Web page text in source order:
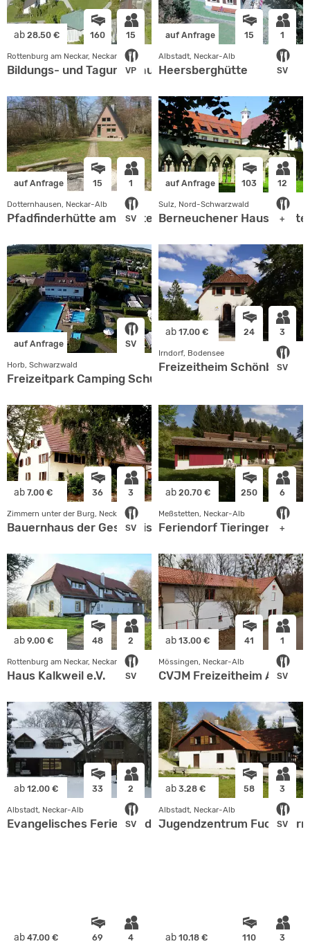
ab 28.50 € 160 15
VP
Rottenburg am Neckar, Neckar-Alb
Bildungs- und Tagungshaus
auf Anfrage 15 1
SV
Albstadt, Neckar-Alb
Heersberghütte
auf Anfrage 15 1
SV
Dotternhausen, Neckar-Alb
Pfadfinderhütte am Plettenberg
auf Anfrage 103 12
+
Sulz, Nord-Schwarzwald
Berneuchener Haus
auf Anfrage SV
Horb, Schwarzwald
Freizeitpark Camping Schuettehof
ab 17.00 € 24 3
SV
Irndorf, Bodensee
Freizeitheim Schönbühl
ab 7.00 € 36 3
SV
Zimmern unter der Burg, Neckar-Alb
Bauernhaus der Geschwister-
ab 20.70 € 250 6
+
Meßstetten, Neckar-Alb
Feriendorf Tieringen
ab 9.00 € 48 2
SV
Rottenburg am Neckar, Neckar-Alb
Haus Kalkweil e.V.
ab 13.00 € 41 1
SV
Mössingen, Neckar-Alb
CVJM Freizeitheim Aible
ab 12.00 € 33 2
SV
Albstadt, Neckar-Alb
Evangelisches Ferienwaldheim Ebingen
ab 3.28 € 58 3
SV
Albstadt, Neckar-Alb
Jugendzentrum
ab 47.00 € 69 4 ab 10.18 € 110 3